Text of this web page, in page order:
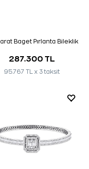
Baget Pırlanta Bileklik
287.300 TL
95.767 TL x 3 taksit